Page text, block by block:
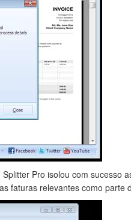
Pro isolou com sucesso
faturas relevantes como parte